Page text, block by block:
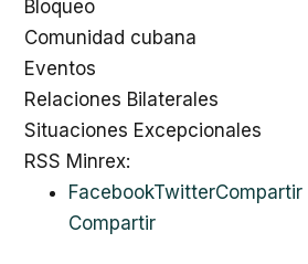
Bloqueo
Comunidad cubana
Eventos
Relaciones Bilaterales
Situaciones Excepcionales
RSS Minrex:
FacebookTwitterCompartir
Compartir